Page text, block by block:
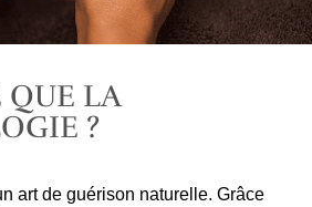
QUE LA
?
art de guérison naturelle. Grâce